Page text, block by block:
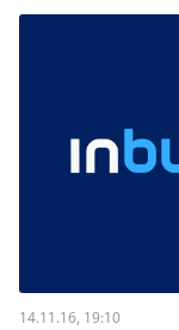
14.11.16, 19:10